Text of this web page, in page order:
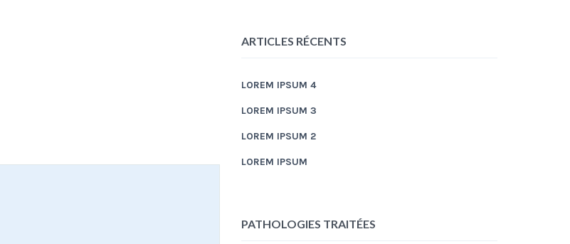
ARTICLES RÉCENTS
LOREM IPSUM 4
LOREM IPSUM 3
LOREM IPSUM 2
LOREM IPSUM
PATHOLOGIES TRAITÉES